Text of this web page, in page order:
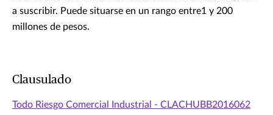
a suscribir. Puede situarse en un rango entre1 y 200
millones de pesos.
Clausulado
Todo Riesgo Comercial Industrial - CLACHUBB2016062